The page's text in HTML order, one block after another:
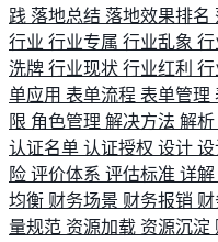
践 落地总结 落地效果排名
行业 行业专属 行业乱象 行
洗牌 行业现状 行业红利 行
单应用 表单流程 表单管理
限 角色管理 解决方法 解析
认证名单 认证授权 设计 设
险 评价体系 评估标准 详解
均衡 财务场景 财务报销
量规范 资源加载 资源沉淀